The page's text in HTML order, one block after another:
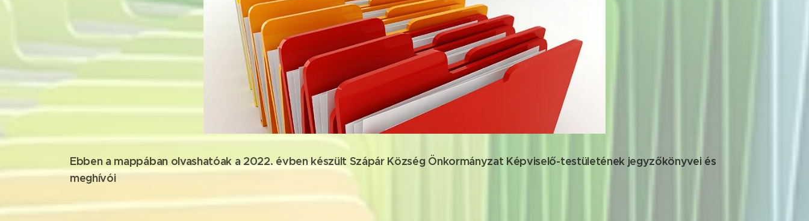
Ebben a mappában olvashatóak a 2022. évben készült Szápár Község Önkormányzat Képviselő-testületének jegyzőkönyvei és
meghívói